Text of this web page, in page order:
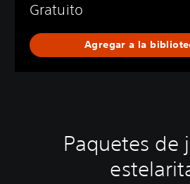
Gratuito
Agregar a la
Paquetes de